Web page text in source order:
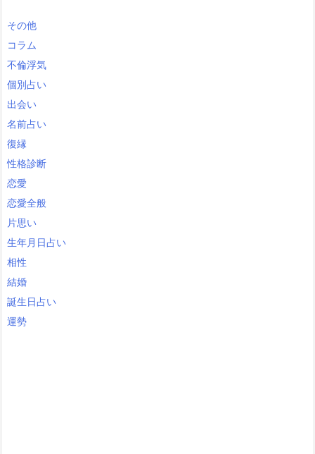
その他
コラム
不倫浮気
個別占い
出会い
名前占い
復縁
性格診断
恋愛
恋愛全般
片思い
生年月日占い
相性
結婚
誕生日占い
運勢